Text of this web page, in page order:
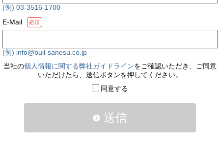
(例) 03-3516-1700
E-Mail
必須
(例) info@buil-sanesu.co.jp
当社の個人情報に関する弊社ガイドラインをご確認いただき、ご同意
いただけたら、送信ボタンを押してください。
同意する
送信